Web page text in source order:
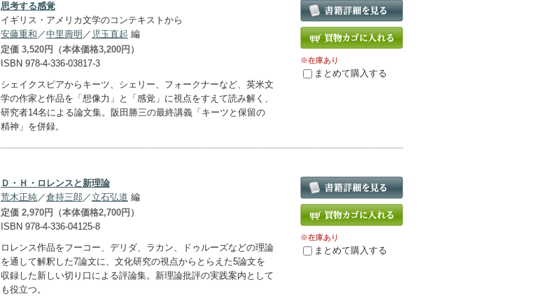
思考する感覚
イギリス・アメリカ文学のコンテキストから
安藤重和 ／中里壽明 ／ 児玉直起 編
定価 3,520円（本体価格3,200円）
ISBN 978-4-336-03817-3
シェイクスピアからキーツ、シェリー、フォークナーなど、英米文
学の作家と作品を「想像力」と「感覚」に視点をすえて読み解く、
研究者14名による論文集。阪田勝三の最終講義「キーツと保留の
精神」を併録。
※在庫あり
まとめて購入する
Ｄ・Ｈ・ロレンスと新理論
荒木正純／倉持三郎 ／ 立石弘道 編
定価 2,970円（本体価格2,700円）
ISBN 978-4-336-04125-8
ロレンス作品をフーコー、デリダ、ラカン、ドゥルーズなどの理論
を通して解釈した7論文に、文化研究の視点からとらえた5論文を
収録した新しい切り口による評論集。新理論批評の実践案内として
も役立つ。
※在庫あり
まとめて購入する